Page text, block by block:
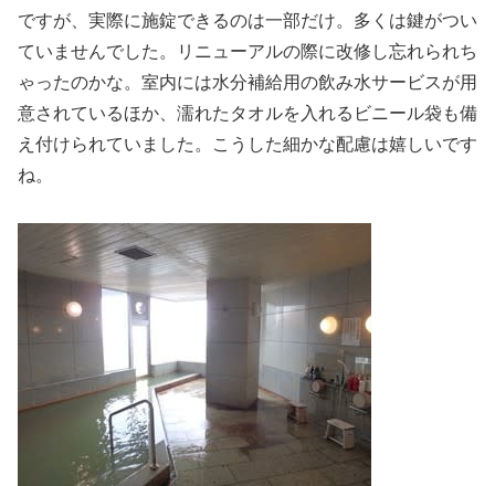
ですが、実際に施錠できるのは一部だけ。多くは鍵がつい
ていませんでした。リニューアルの際に改修し忘れられち
ゃったのかな。室内には水分補給用の飲み水サービスが用
意されているほか、濡れたタオルを入れるビニール袋も備
え付けられていました。こうした細かな配慮は嬉しいです
ね。